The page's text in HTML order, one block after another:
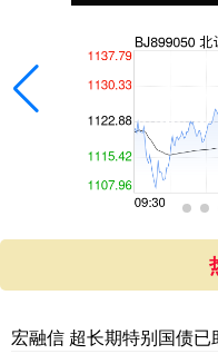
宏融信 超长期特别国债